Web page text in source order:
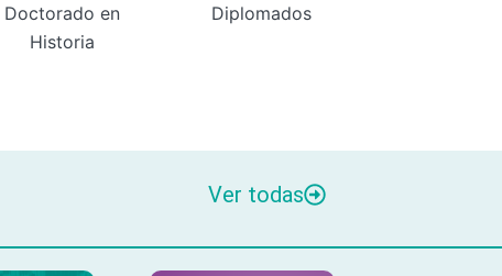
Doctorado en
Historia
Diplomados
Ver todas